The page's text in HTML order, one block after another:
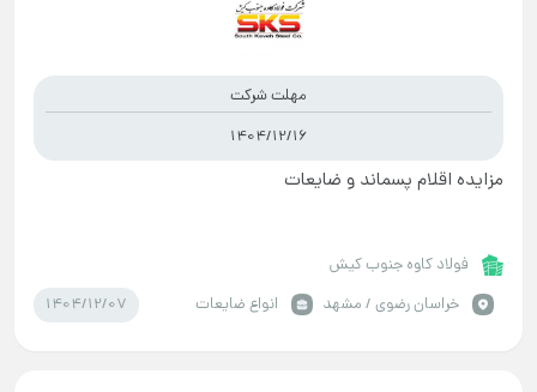
مهلت شرکت
1404/12/16
مزایده اقلام پسماند و ضایعات
فولاد کاوه جنوب کیش
خراسان رضوي / مشهد
انواع ضایعات 1404/12/07